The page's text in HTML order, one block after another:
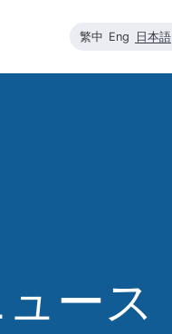
繁中 Eng 日本語
ース